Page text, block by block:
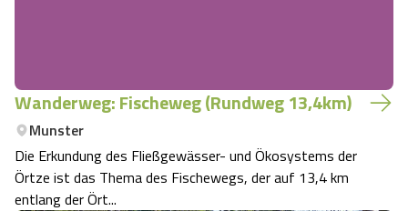
Wanderweg: Fischeweg (Rundweg 13,4km)
Munster
Die Erkundung des Fließgewässer- und Ökosystems der
Örtze ist das Thema des Fischewegs, der auf 13,4 km
entlang der Ört...